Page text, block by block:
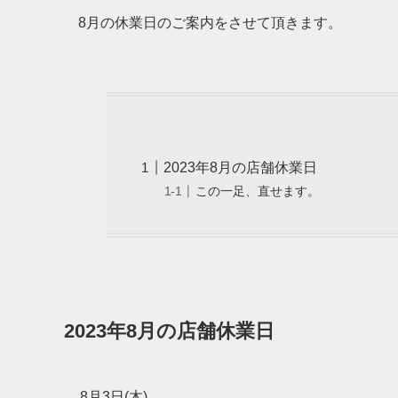
8月の休業日のご案内をさせて頂きます。
2023年8月の店舗休業日
この一足、直せます。
2023年8月の店舗休業日